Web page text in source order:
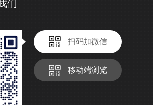
们
扫码加微信
移动端浏览